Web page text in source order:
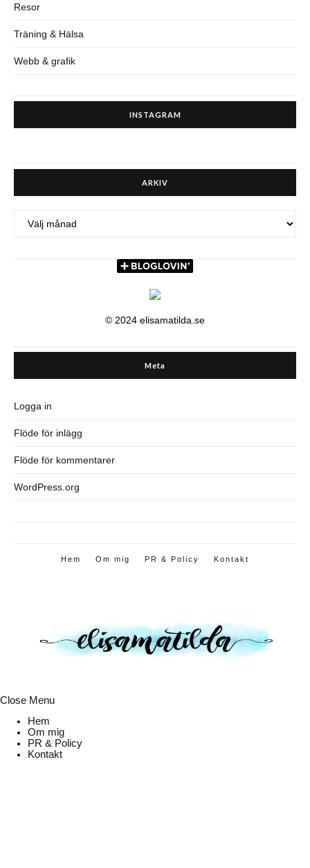
Resor
Träning & Hälsa
Webb & grafik
INSTAGRAM
ARKIV
© 2024 elisamatilda.se
Meta
Logga in
Flöde för inlägg
Flöde för kommentarer
WordPress.org
Hem Om mig PR & Policy Kontakt
Close Menu
Hem
Om mig
PR & Policy
Kontakt